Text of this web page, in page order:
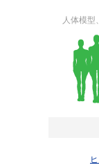
人体模